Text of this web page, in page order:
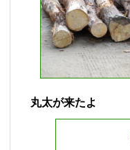
丸太が来たよ